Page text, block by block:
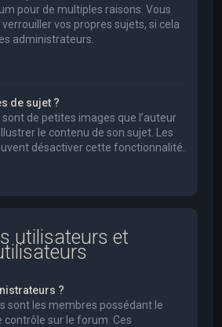
pour de multiples raisons. Vous
vos propres sujets, si cela
administrateurs.
de sujet ?
sont de petites images que l’auteur
le contenu de son sujet. Les
désactiver cette fonctionnalité.
utilisateurs et
?
sont les membres possédant le
contrôle sur le forum. Ces